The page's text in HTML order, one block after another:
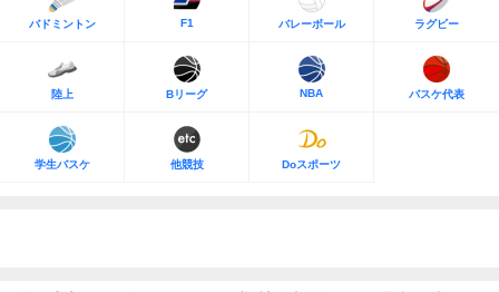
バドミントン F1 バレーボール ラグビー
陸上 Bリーグ NBA バスケ代表
学生バスケ 他競技 Doスポーツ